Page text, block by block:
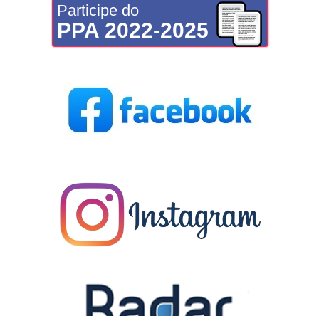
Participe do
PPA 2022-2025